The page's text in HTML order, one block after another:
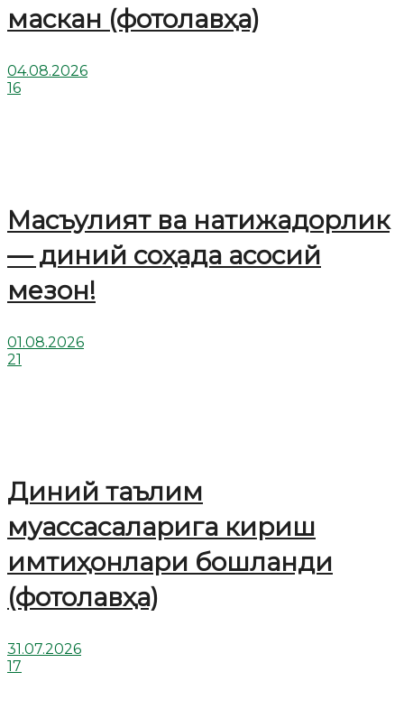
маскан (фотолавҳа)
04.08.2026
16
Масъулият ва натижадорлик
— диний соҳада асосий
мезон!
01.08.2026
21
Диний таълим
муассасаларига кириш
имтиҳонлари бошланди
(фотолавҳа)
31.07.2026
17